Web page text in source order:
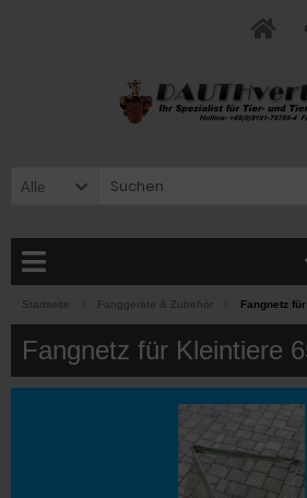
Alle
Startseite Fanggeräte & Zubehör Fangnetz
Fangnetz für Kleintiere